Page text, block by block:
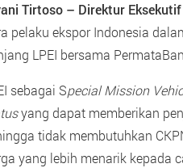
Tirtoso – Direktur Eksekutif
pelaku ekspor Indonesia
LPEI bersama
sebagai Special Mission
yang dapat memberikan
tidak membutuhkan
yang lebih menarik kepada